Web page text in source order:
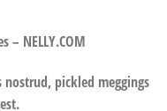
– NELLY.COM
nostrud, pickled meggings